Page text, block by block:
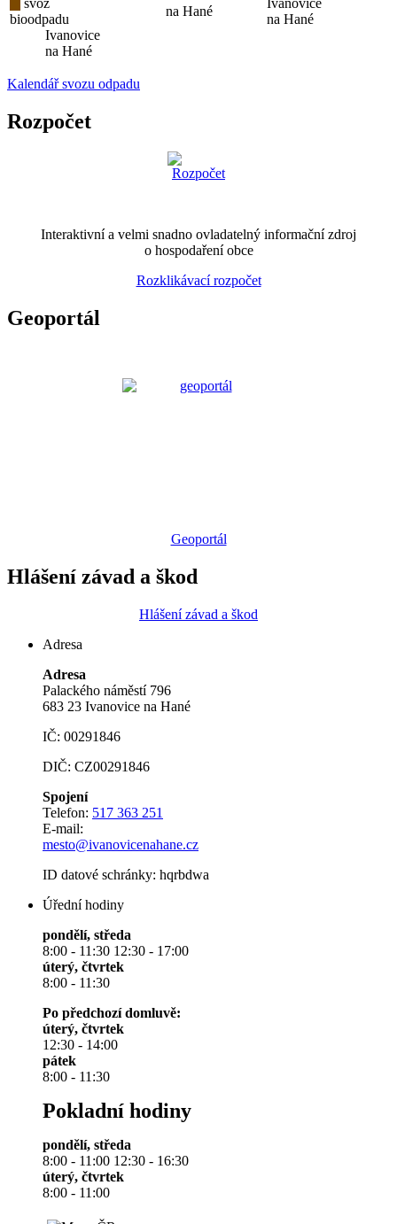
svoz
bioodpadu
Ivanovice
na Hané
na Hané
Ivanovice
na Hané
Kalendář svozu odpadu
Rozpočet
Interaktivní a velmi snadno ovladatelný informační zdroj
o hospodaření obce
Rozklikávací rozpočet
Geoportál
Geoportál
Hlášení závad a škod
Hlášení závad a škod
Adresa
Adresa
Palackého náměstí 796
683 23 Ivanovice na Hané
IČ: 00291846
DIČ: CZ00291846
Spojení
Telefon: 517 363 251
E-mail:
mesto@ivanovicenahane.cz
ID datové schránky: hqrbdwa
Úřední hodiny
pondělí, středa
8:00 - 11:30 12:30 - 17:00
úterý, čtvrtek
8:00 - 11:30
Po předchozí domluvě:
úterý, čtvrtek
12:30 - 14:00
pátek
8:00 - 11:30
Pokladní hodiny
pondělí, středa
8:00 - 11:00 12:30 - 16:30
úterý, čtvrtek
8:00 - 11:00